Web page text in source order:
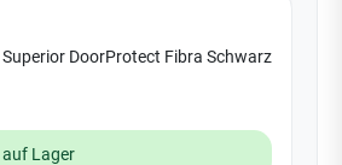
Superior DoorProtect Fibra Schwarz
Lager